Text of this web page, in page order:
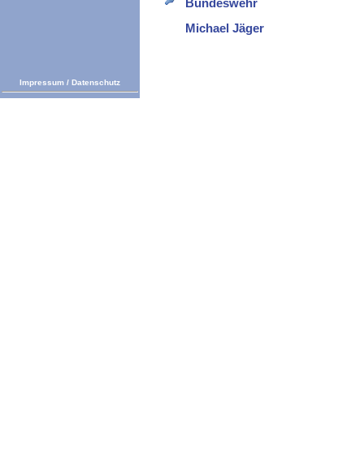
Bundeswehr
Michael Jäger
Impressum / Datenschutz